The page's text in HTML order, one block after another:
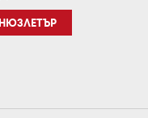
НЮЗЛЕТЪР